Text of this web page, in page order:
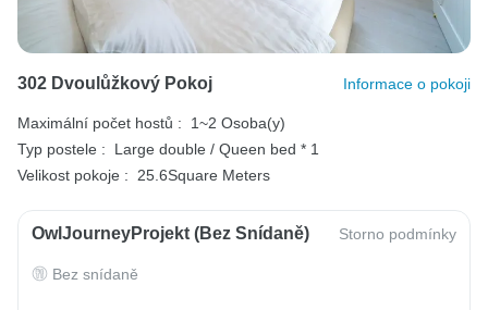
302 Dvoulůžkový Pokoj Informace o pokoji
Maximální počet hostů :
1~2 Osoba(y)
Typ postele :
Large double / Queen bed * 1
Velikost pokoje :
25.6Square Meters
OwlJourneyProjekt (bez Snídaně) Storno podmínky
Bez snídaně